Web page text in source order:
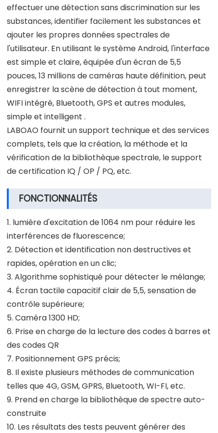
effectuer une détection sans discrimination sur les
substances, identifier facilement les substances et
ajouter les propres données spectrales de
l'utilisateur. En utilisant le système Android, l'interface
est simple et claire, équipée d'un écran de 5,5
pouces, 13 millions de caméras haute définition, peut
enregistrer la scène de détection à tout moment,
WIFI intégré, Bluetooth, GPS et autres modules,
simple et intelligent .
LABOAO fournit un support technique et des services
complets, tels que la création, la méthode et la
vérification de la bibliothèque spectrale, le support
de certification IQ / OP / PQ, etc.
FONCTIONNALITÉS
1. lumière d'excitation de 1064 nm pour réduire les
interférences de fluorescence;
2. Détection et identification non destructives et
rapides, opération en un clic;
3. Algorithme sophistiqué pour détecter le mélange;
4. Écran tactile capacitif clair de 5,5, sensation de
contrôle supérieure;
5. Caméra 1300 HD;
6. Prise en charge de la lecture des codes à barres et
des codes QR
7. Positionnement GPS précis;
8. Il existe plusieurs méthodes de communication
telles que 4G, GSM, GPRS, Bluetooth, WI-FI, etc.
9. Prend en charge la bibliothèque de spectre auto-
construite
10. Les résultats des tests peuvent générer des